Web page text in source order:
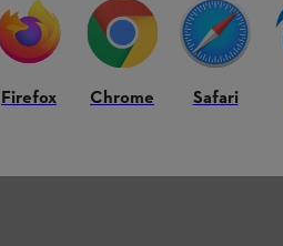
Firefox Chrome Safari